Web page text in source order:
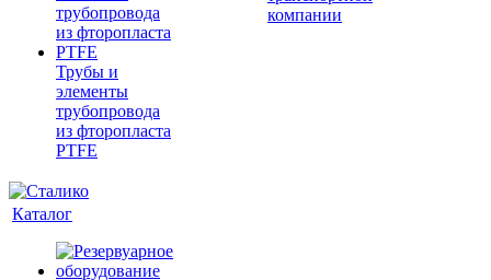
Трубы и
элементы
трубопровода
из фторопласта
PTFE
компании
Каталог